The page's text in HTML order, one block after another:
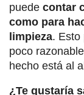
puede contar
como para
limpieza. Esto
poco
hecho está al
¿Te gustaría